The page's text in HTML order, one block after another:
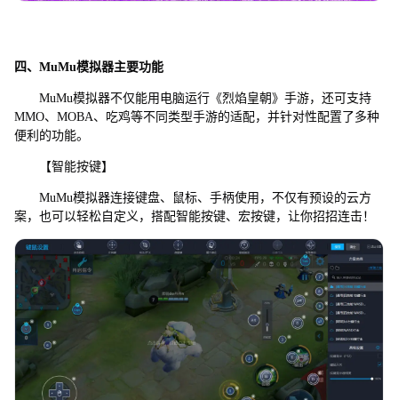
四、MuMu模拟器主要功能
MuMu模拟器不仅能用电脑运行《烈焰皇朝》手游，还可支持
MMO、MOBA、吃鸡等不同类型手游的适配，并针对性配置了多种
便利的功能。
【智能按键】
MuMu模拟器连接键盘、鼠标、手柄使用，不仅有预设的云方
案，也可以轻松自定义，搭配智能按键、宏按键，让你招招连击！